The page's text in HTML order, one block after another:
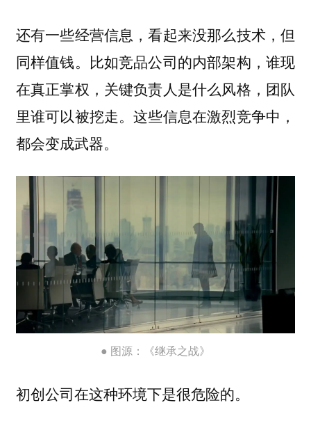
还有一些经营信息，看起来没那么技术，但
同样值钱。比如竞品公司的内部架构，谁现
在真正掌权，关键负责人是什么风格，团队
里谁可以被挖走。这些信息在激烈竞争中，
都会变成武器。
● 图源：《继承之战》
初创公司在这种环境下是很危险的。